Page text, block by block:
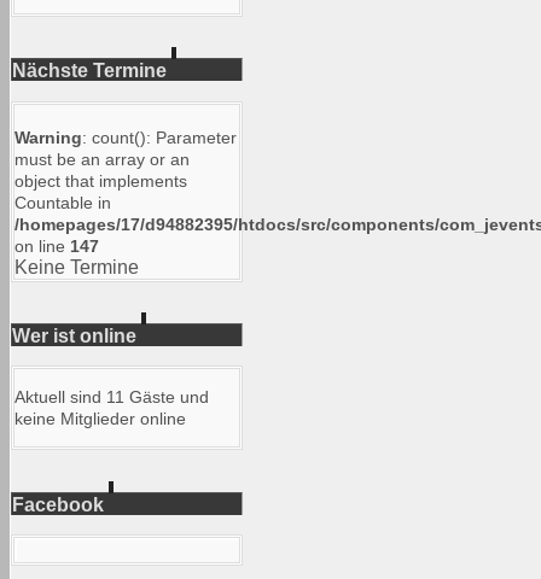
Nächste Termine
Warning: count(): Parameter
must be an array or an
object that implements
Countable in
/homepages/17/d94882395/htdocs/src/components/
on line 147
Keine Termine
Wer ist online
Aktuell sind 11 Gäste und
keine Mitglieder online
Facebook